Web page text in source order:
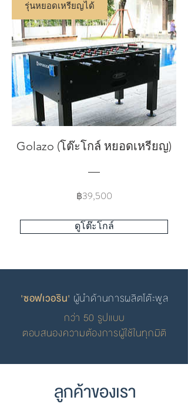
รุ่นหยอดเหรียญได้
Golazo (โต๊ะโกล์ หยอดเหรียญ)
฿39,500Price
ดูโต๊ะโกล์
'ซอฟเวอริน' ผู้นำด้านการผลิตโต๊ะพูล
กว่า 50 รูปแบบ
ตอบสนองความต้องการผู้ใช้ในทุกมิติ
ลูกค้าของเรา